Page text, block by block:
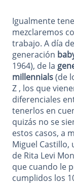
Igualmente
mezclaremos
trabajo. A día
generación
1964), de la
millennials(de
Z , los que
diferenciales
tenerlos en
quizás no se
estos casos, a
Miguel Castillo,
de Rita Levi
que cuando le
cumplidos los